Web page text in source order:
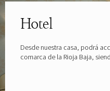
Hotel
Desde nuestra casa, podrá
comarca de la Rioja Baja,